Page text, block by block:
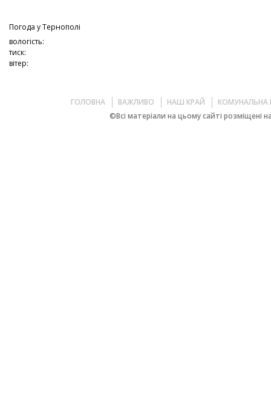
Погода уТернополі
вологість:
тиск:
вітер:
ГОЛОВНА ВАЖЛИВО НАШ КРАЙ
КОМУНАЛЬНА
©Всі матеріали на цьому сайті розміщені